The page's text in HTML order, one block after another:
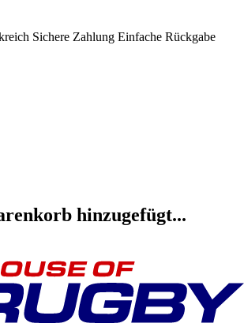
Sichere Zahlung Einfache Rückgabe
hinzugefügt...